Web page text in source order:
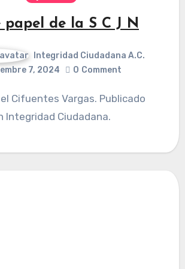
papel de la S C J N
Integridad Ciudadana A.C.
7, 2024
0 Comment
Integridad Ciudadana.